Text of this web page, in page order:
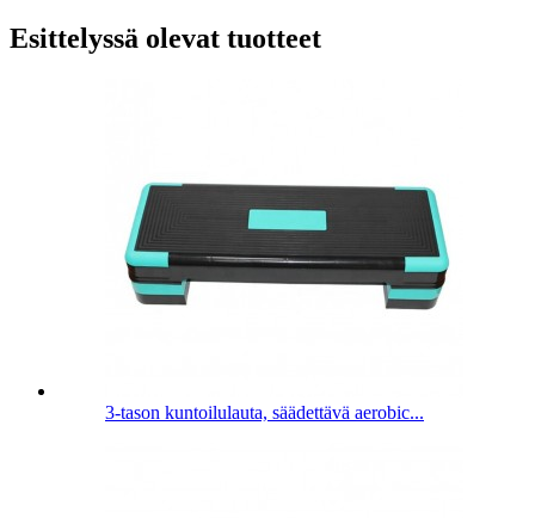
Esittelyssä olevat tuotteet
3-tason kuntoilulauta, säädettävä aerobic...